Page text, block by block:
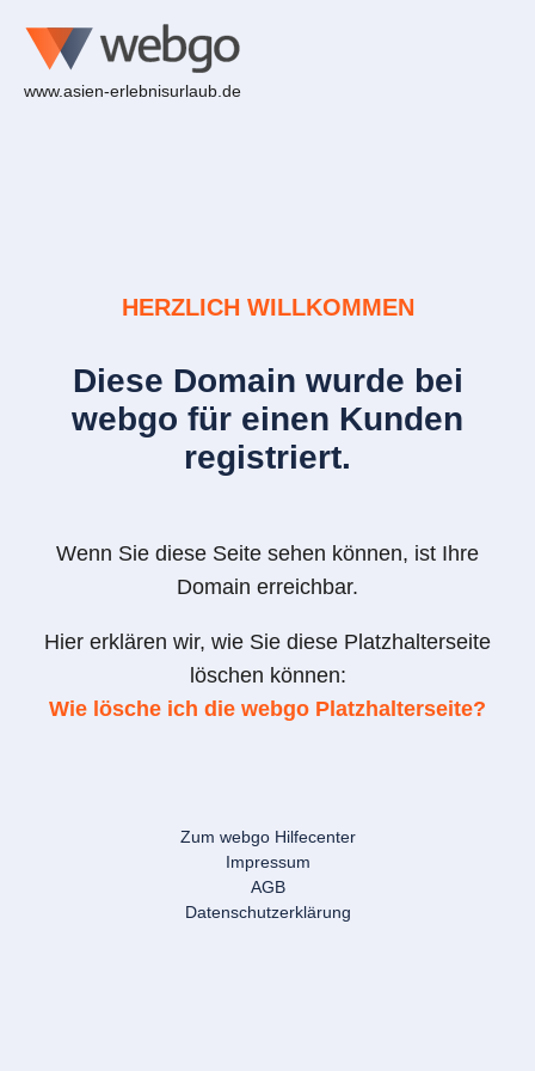
www.asien-erlebnisurlaub.de
HERZLICH WILLKOMMEN
Diese Domain wurde bei
webgo für einen Kunden
registriert.
Wenn Sie diese Seite sehen können, ist Ihre
Domain erreichbar.
Hier erklären wir, wie Sie diese Platzhalterseite
löschen können:
Wie lösche ich die webgo Platzhalterseite?
Zum webgo Hilfecenter
Impressum
AGB
Datenschutzerklärung